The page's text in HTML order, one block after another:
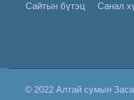
Сайтын бүтэц Санал
© 2022 Алтай сумын